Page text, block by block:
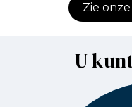
Zie
U